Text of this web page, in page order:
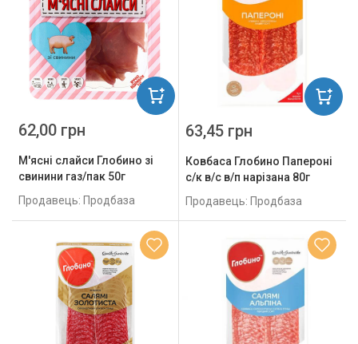
М'ясні слайси Глобино зі
свинини газ/пак 50г
Продавець: Продбаза
62,00 грн
Ковбаса Глобино Папероні
с/к в/с в/п нарізана 80г
Продавець: Продбаза
63,45 грн